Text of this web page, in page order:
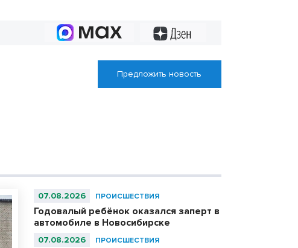
краснокнижного
период грибного
сезона
августа
Предложить новость
07.08.2026 ПРОИСШЕСТВИЯ
Годовалый ребёнок оказался заперт в
автомобиле в Новосибирске
07.08.2026 ПРОИСШЕСТВИЯ